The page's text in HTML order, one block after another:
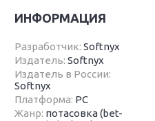
ИНФОРМАЦИЯ
Разработчик:Softnyx
Издатель:Softnyx
Издатель в России:
Softnyx
Платформа: PC
Жанр: потасовка (bet-